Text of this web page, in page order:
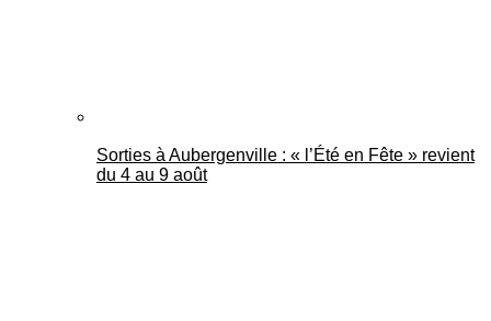
Sorties à Aubergenville : « l’Été en Fête » revient
du 4 au 9 août